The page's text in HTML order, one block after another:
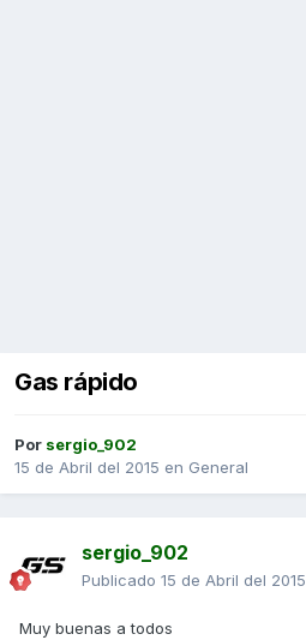
Gas rápido
Por sergio_902
15 de Abril del 2015 en General
sergio_902
Publicado 15 de Abril del 2015
Muy buenas a todos